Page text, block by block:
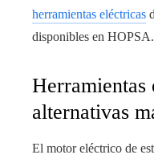
herramientas eléctricas
disponibles en HOPSA.
Herramientas
alternativas
El motor eléctrico de